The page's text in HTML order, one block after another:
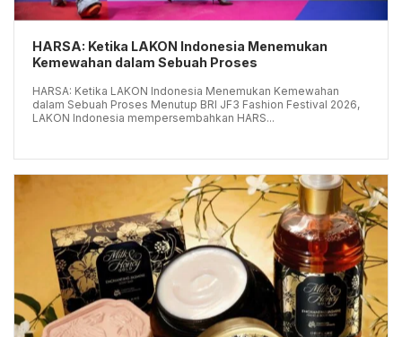
HARSA: Ketika LAKON Indonesia Menemukan
Kemewahan dalam Sebuah Proses
HARSA: Ketika LAKON Indonesia Menemukan Kemewahan
dalam Sebuah Proses Menutup BRI JF3 Fashion Festival 2026,
LAKON Indonesia mempersembahkan HARS...